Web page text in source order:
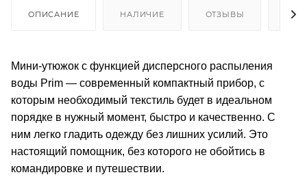
ОПИСАНИЕ НАЛИЧИЕ ОТЗЫВЫ
Мини-утюжок с функцией дисперсного распыления
воды Prim — современный компактный прибор, с
которым необходимый текстиль будет в идеальном
порядке в нужный момент, быстро и качественно. С
ним легко гладить одежду без лишних усилий. Это
настоящий помощник, без которого не обойтись в
командировке и путешествии.